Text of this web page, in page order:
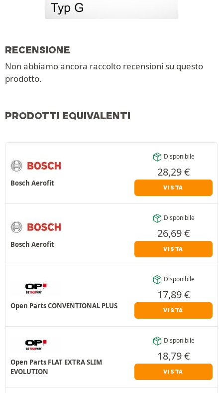
RECENSIONE
Non abbiamo ancora raccolto recensioni su questo
prodotto.
PRODOTTI EQUIVALENTI
Bosch Aerofit
Disponibile
28,29€
VISTA
Bosch Aerofit
Disponibile
26,69€
VISTA
Open Parts CONVENTIONAL PLUS
Disponibile
17,89€
VISTA
Open Parts FLAT EXTRA SLIM
EVOLUTION
Disponibile
18,79€
VISTA